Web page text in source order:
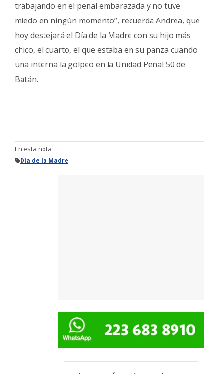
trabajando en el penal embarazada y no tuve
miedo en ningún momento”, recuerda Andrea, que
hoy destejará el Día de la Madre con su hijo más
chico, el cuarto, el que estaba en su panza cuando
una interna la golpeó en la Unidad Penal 50 de
Batán.
En esta nota
Día de la Madre